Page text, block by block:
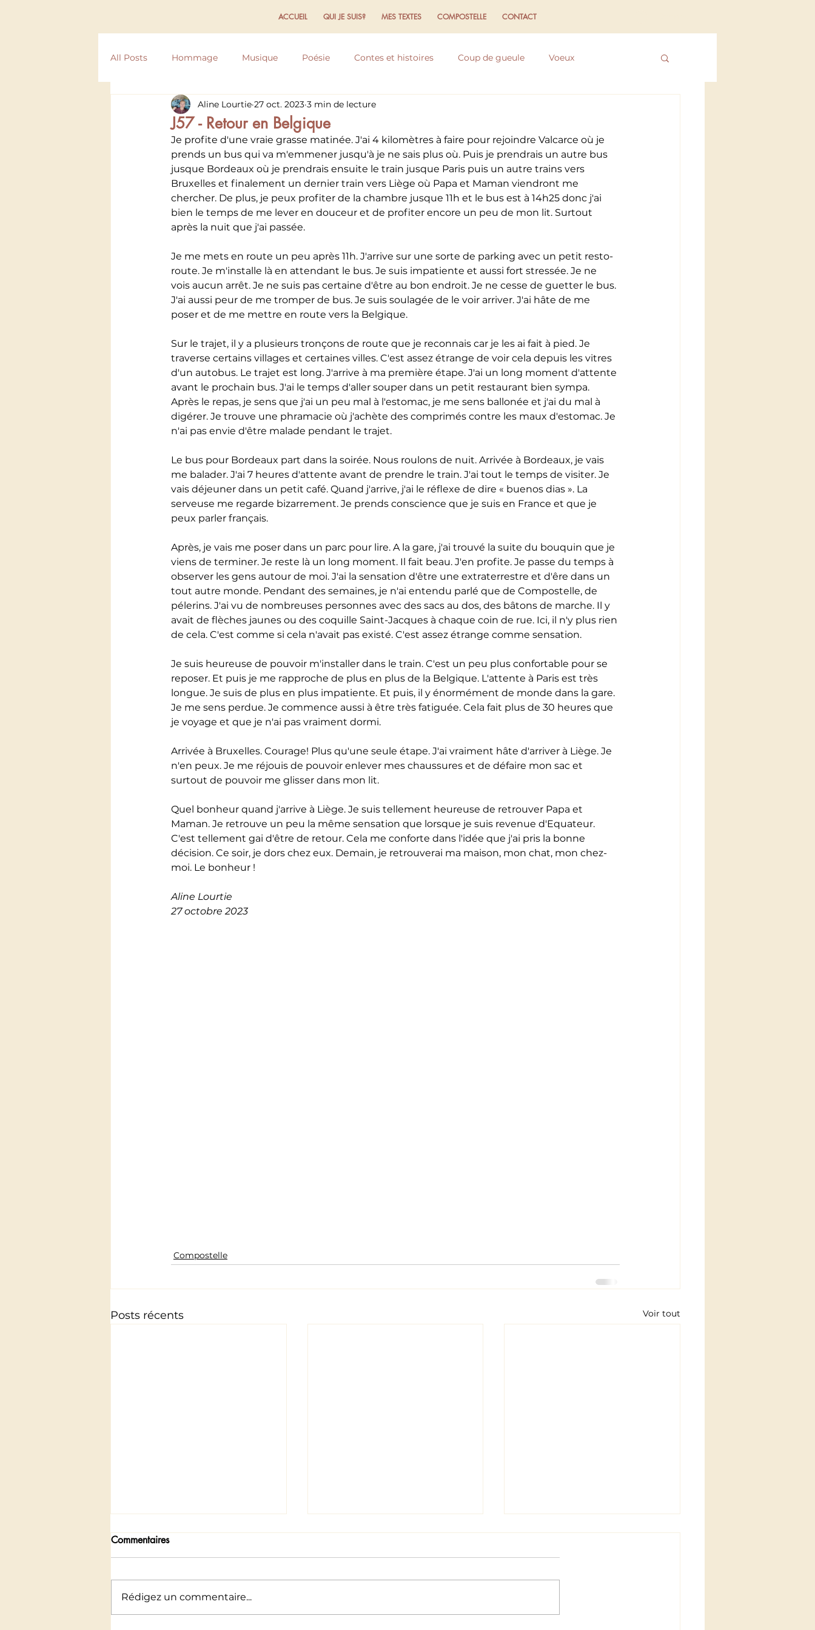
ACCUEIL QUI JE SUIS? MES TEXTES COMPOSTELLE CONTACT
All Posts Hommage Musique Poésie Contes et histoires Coup de gueule Voeux
Compostelle Texte Réflexions Expériences et ressentis
J57 - Retour en Belgique
Aline Lourtie 27 oct. 2023 3 min de lecture
Je profite d'une vraie grasse matinée. J'ai 4 kilomètres à faire pour rejoindre Valcarce où je
prends un bus qui va m'emmener jusqu'à je ne sais plus où. Puis je prendrais un autre bus
jusque Bordeaux où je prendrais ensuite le train jusque Paris puis un autre trains vers
Bruxelles et finalement un dernier train vers Liège où Papa et Maman viendront me
chercher. De plus, je peux profiter de la chambre jusque 11h et le bus est à 14h25 donc j'ai
bien le temps de me lever en douceur et de profiter encore un peu de mon lit. Surtout
après la nuit que j'ai passée.
Je me mets en route un peu après 11h. J'arrive sur une sorte de parking avec un petit resto-
route. Je m'installe là en attendant le bus. Je suis impatiente et aussi fort stressée. Je ne
vois aucun arrêt. Je ne suis pas certaine d'être au bon endroit. Je ne cesse de guetter le bus.
J'ai aussi peur de me tromper de bus. Je suis soulagée de le voir arriver. J'ai hâte de me
poser et de me mettre en route vers la Belgique.
Sur le trajet, il y a plusieurs tronçons de route que je reconnais car je les ai fait à pied. Je
traverse certains villages et certaines villes. C'est assez étrange de voir cela depuis les vitres
d'un autobus. Le trajet est long. J'arrive à ma première étape. J'ai un long moment d'attente
avant le prochain bus. J'ai le temps d'aller souper dans un petit restaurant bien sympa.
Après le repas, je sens que j'ai un peu mal à l'estomac, je me sens ballonée et j'ai du mal à
digérer. Je trouve une phramacie où j'achète des comprimés contre les maux d'estomac. Je
n'ai pas envie d'être malade pendant le trajet.
Le bus pour Bordeaux part dans la soirée. Nous roulons de nuit. Arrivée à Bordeaux, je vais
me balader. J'ai 7 heures d'attente avant de prendre le train. J'ai tout le temps de visiter. Je
vais déjeuner dans un petit café. Quand j'arrive, j'ai le réflexe de dire « buenos dias ». La
serveuse me regarde bizarrement. Je prends conscience que je suis en France et que je
peux parler français.
Après, je vais me poser dans un parc pour lire. A la gare, j'ai trouvé la suite du bouquin que je
viens de terminer. Je reste là un long moment. Il fait beau. J'en profite. Je passe du temps à
observer les gens autour de moi. J'ai la sensation d'être une extraterrestre et d'êre dans un
tout autre monde. Pendant des semaines, je n'ai entendu parlé que de Compostelle, de
pélerins. J'ai vu de nombreuses personnes avec des sacs au dos, des bâtons de marche. Il y
avait de flèches jaunes ou des coquille Saint-Jacques à chaque coin de rue. Ici, il n'y plus rien
de cela. C'est comme si cela n'avait pas existé. C'est assez étrange comme sensation.
Je suis heureuse de pouvoir m'installer dans le train. C'est un peu plus confortable pour se
reposer. Et puis je me rapproche de plus en plus de la Belgique. L'attente à Paris est très
longue. Je suis de plus en plus impatiente. Et puis, il y énormément de monde dans la gare.
Je me sens perdue. Je commence aussi à être très fatiguée. Cela fait plus de 30 heures que
je voyage et que je n'ai pas vraiment dormi.
Arrivée à Bruxelles. Courage! Plus qu'une seule étape. J'ai vraiment hâte d'arriver à Liège. Je
n'en peux. Je me réjouis de pouvoir enlever mes chaussures et de défaire mon sac et
surtout de pouvoir me glisser dans mon lit.
Quel bonheur quand j'arrive à Liège. Je suis tellement heureuse de retrouver Papa et
Maman. Je retrouve un peu la même sensation que lorsque je suis revenue d'Equateur.
C'est tellement gai d'être de retour. Cela me conforte dans l'idée que j'ai pris la bonne
décision. Ce soir, je dors chez eux. Demain, je retrouverai ma maison, mon chat, mon chez-
moi. Le bonheur !
Aline Lourtie
27 octobre 2023
Compostelle
Posts récents Voir tout
Commentaires
Rédigez un commentaire...